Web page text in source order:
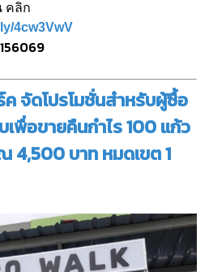
คลิก
4cw3VwV
ค จัดโปรโมชั่นสำหรับผู้ซื้อ
พื่อขายคืนกำไร 100 แก้ว
4,500 บาท หมดเขต 1